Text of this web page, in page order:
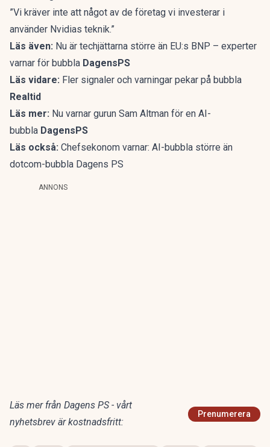
”Vi kräver inte att något av de företag vi investerar i
använder Nvidias teknik.”
Läs även: Nu är techjättarna större än EU:s BNP – experter
varnar för bubbla DagensPS
Läs vidare: Fler signaler och varningar pekar på bubbla
Realtid
Läs mer: Nu varnar gurun Sam Altman för en AI-
bubbla DagensPS
Läs också: Chefsekonom varnar: AI-bubbla större än
dotcom-bubbla Dagens PS
ANNONS
Läs mer från Dagens PS - vårt
nyhetsbrev är kostnadsfritt:
Prenumerera